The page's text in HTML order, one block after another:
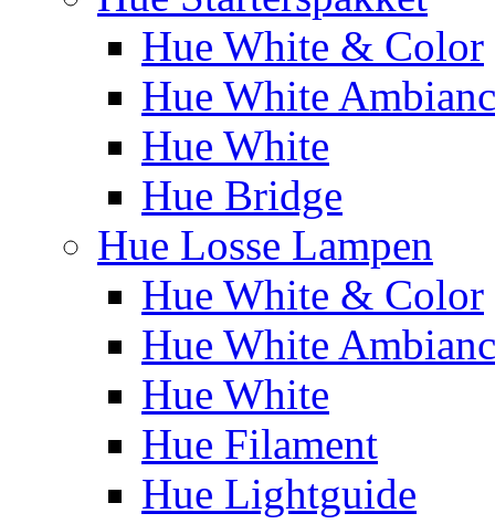
Hue White & Color
Hue White
Hue White
Hue Bridge
Hue Losse Lampen
Hue White & Color
Hue White
Hue White
Hue Filament
Hue Lightguide